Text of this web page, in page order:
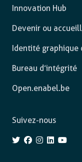
Innovation Hub
Devenir ou
Identité graphique
Bureau d’intégrité
Open.enabel.be
Suivez-nous